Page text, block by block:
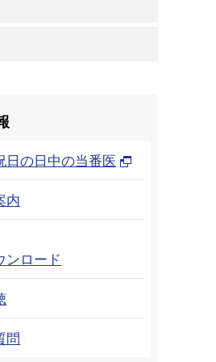
日の日中の当番医
内
ンロード
問